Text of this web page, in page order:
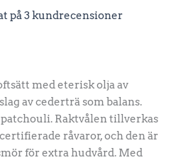
på3kundrecensioner
med eterisk olja av
av cederträ som balans.
Raktvålen tillverkas
råvaror, och den är
för extra hudvård. Med